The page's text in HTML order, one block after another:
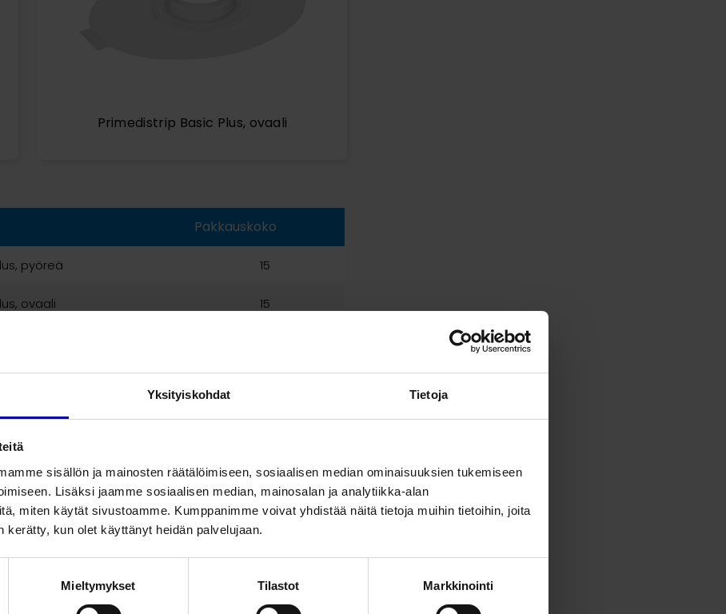
Yksityiskohdat Tietoja
sisällön ja mainosten räätälöimiseen, sosiaalisen median ominaisuuksien tukemiseen
Lisäksi jaamme sosiaalisen median, mainosalan ja analytiikka-alan
miten käytät sivustoamme. Kumppanimme voivat yhdistää näitä tietoja muihin tietoihin, joita
kerätty, kun olet käyttänyt heidän palvelujaan.
Mieltymykset Tilastot Markkinointi
Primedistrip Basic Plus, ovaali
Pakkauskoko
pyöreä 15
ovaali 15